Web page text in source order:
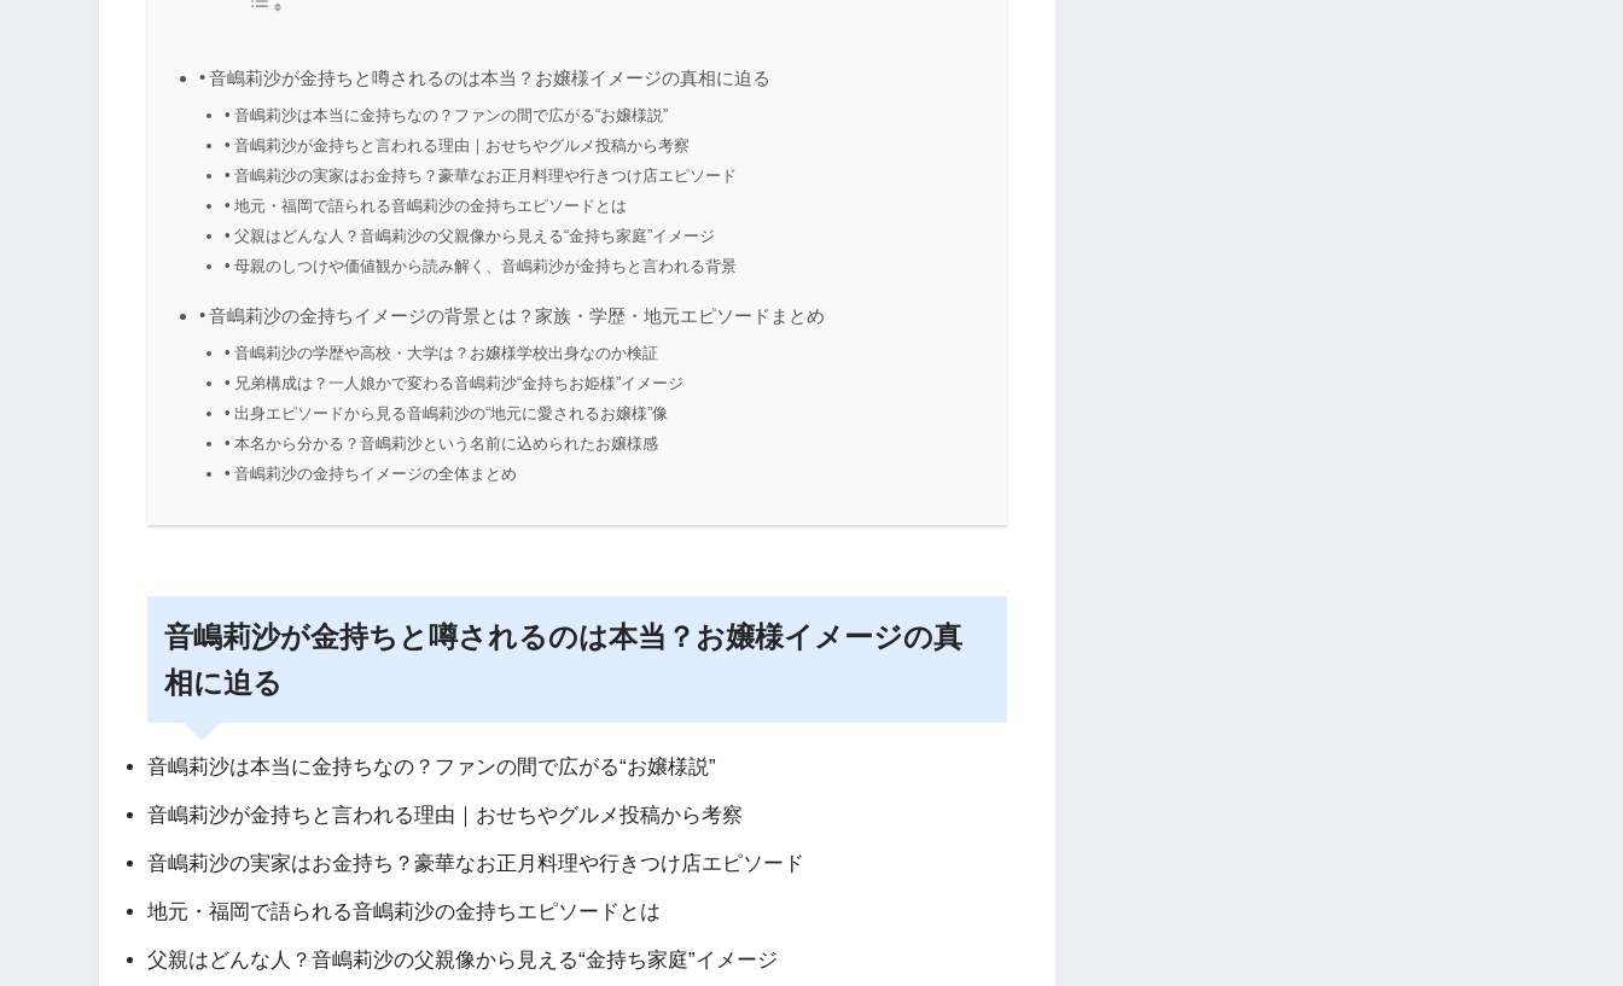
音嶋莉沙が金持ちと噂されるのは本当？お嬢様イメージの真相に迫る
音嶋莉沙は本当に金持ちなの？ファンの間で広がる“お嬢様説”
音嶋莉沙が金持ちと言われる理由｜おせちやグルメ投稿から考察
音嶋莉沙の実家はお金持ち？豪華なお正月料理や行きつけ店エピソード
地元・福岡で語られる音嶋莉沙の金持ちエピソードとは
父親はどんな人？音嶋莉沙の父親像から見える“金持ち家庭”イメージ
母親のしつけや価値観から読み解く、音嶋莉沙が金持ちと言われる背景
音嶋莉沙の金持ちイメージの背景とは？家族・学歴・地元エピソードまとめ
音嶋莉沙の学歴や高校・大学は？お嬢様学校出身なのか検証
兄弟構成は？一人娘かで変わる音嶋莉沙“金持ちお姫様”イメージ
出身エピソードから見る音嶋莉沙の“地元に愛されるお嬢様”像
本名から分かる？音嶋莉沙という名前に込められたお嬢様感
音嶋莉沙の金持ちイメージの全体まとめ
音嶋莉沙が金持ちと噂されるのは本当？お嬢様イメージの真
相に迫る
音嶋莉沙は本当に金持ちなの？ファンの間で広がる“お嬢様説”
音嶋莉沙が金持ちと言われる理由｜おせちやグルメ投稿から考察
音嶋莉沙の実家はお金持ち？豪華なお正月料理や行きつけ店エピソード
地元・福岡で語られる音嶋莉沙の金持ちエピソードとは
父親はどんな人？音嶋莉沙の父親像から見える“金持ち家庭”イメージ